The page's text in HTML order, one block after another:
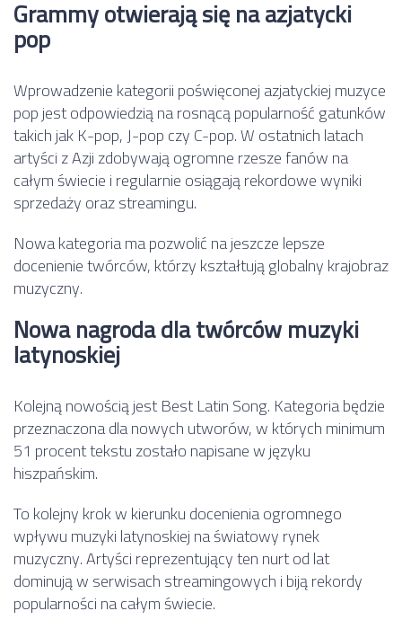
Grammy otwierają się na azjatycki
pop
Wprowadzenie kategorii poświęconej azjatyckiej muzyce
pop jest odpowiedzią na rosnącą popularność gatunków
takich jak K-pop, J-pop czy C-pop. W ostatnich latach
artyści z Azji zdobywają ogromne rzesze fanów na
całym świecie i regularnie osiągają rekordowe wyniki
sprzedaży oraz streamingu.
Nowa kategoria ma pozwolić na jeszcze lepsze
docenienie twórców, którzy kształtują globalny krajobraz
muzyczny.
Nowa nagroda dla twórców muzyki
latynoskiej
Kolejną nowością jest Best Latin Song. Kategoria będzie
przeznaczona dla nowych utworów, w których minimum
51 procent tekstu zostało napisane w języku
hiszpańskim.
To kolejny krok w kierunku docenienia ogromnego
wpływu muzyki latynoskiej na światowy rynek
muzyczny. Artyści reprezentujący ten nurt od lat
dominują w serwisach streamingowych i biją rekordy
popularności na całym świecie.